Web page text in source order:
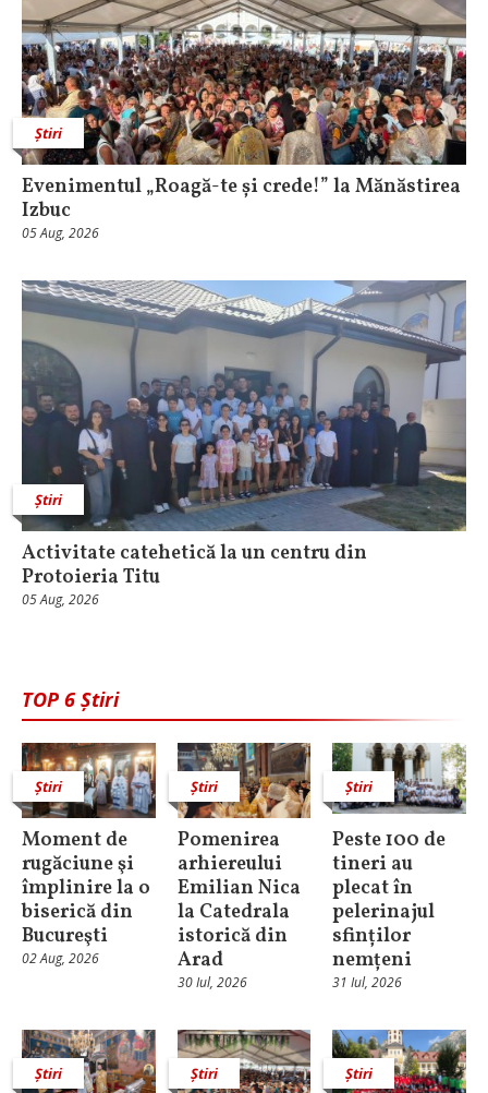
Știri
Evenimentul „Roagă-te și crede!” la Mănăstirea
Izbuc
05 Aug, 2026
Știri
Activitate catehetică la un centru din
Protoieria Titu
05 Aug, 2026
TOP 6 Știri
Știri
Moment de
rugăciune şi
împlinire la o
biserică din
Bucureşti
02 Aug, 2026
Știri
Pomenirea
arhiereului
Emilian Nica
la Catedrala
istorică din
Arad
30 Iul, 2026
Știri
Peste 100 de
tineri au
plecat în
pelerinajul
sfinților
nemțeni
31 Iul, 2026
Știri Știri Știri